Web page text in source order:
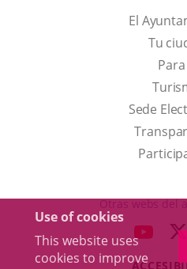
Use of cookies
This website uses
cookies to improve
El
Tu
Sede
Otras webs del
LINK